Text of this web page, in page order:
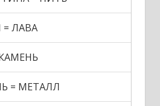
ЛАВА
= МЕТАЛЛ